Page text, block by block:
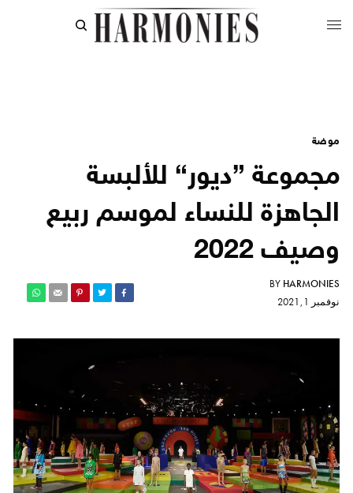
موضة
مجموعة ”ديور“ للألبسة
الجاهزة للنساء لموسم ربيع
وصيف 2022
BY HARMONIES
نوفمبر 1, 2021